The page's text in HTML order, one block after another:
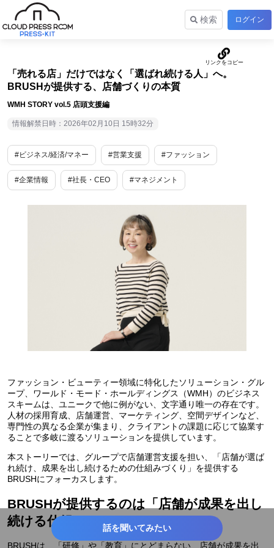
検索 ログイン
「売れる店」だけではなく「選ばれ続ける人」へ。
BRUSHが提供する、店舗づくりの本質
WMH STORY vol.5 店頭支援編
情報解禁日時：2026年02月10日 15時32分
#ビジネス/経済/マネー #営業支援 #ファッション
#企業情報 #社長・CEO #マネジメント
ファッション・ビューティー領域に特化したソリューション・グル
ープ、ワールド・モード・ホールディングス（WMH）のビジネス
スキームは、ユニークで他に例がない、文字通り唯一の存在です。
人材の採用育成、店舗運営、マーケティング、空間デザインなど、
専門性の異なる企業が集まり、クライアントの課題に応じて協業す
ることで多岐に渡るソリューションを提供しています。
本ストーリーでは、グループで店舗運営支援を担い、「店舗が選ば
れ続け、成果を出し続けるための仕組みづくり」を提供する
BRUSHにフォーカスします。
BRUSHが提供するのは「店舗が成果を出し
続ける仕組み」
BRUSHは、「研修」や「教育」にとどまらない、店舗が成果を出
話を聞いてみたい